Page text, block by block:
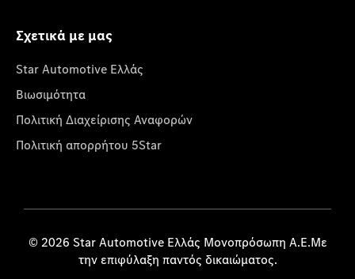
Σχετικά με μας
Star Automotive Ελλάς
Βιωσιμότητα
Πολιτική Διαχείρισης Αναφορών
Πολιτική απορρήτου 5Star
© 2026 Star Automotive Ελλάς Μονοπρόσωπη Α.Ε.Με
την επιφύλαξη παντός δικαιώματος.